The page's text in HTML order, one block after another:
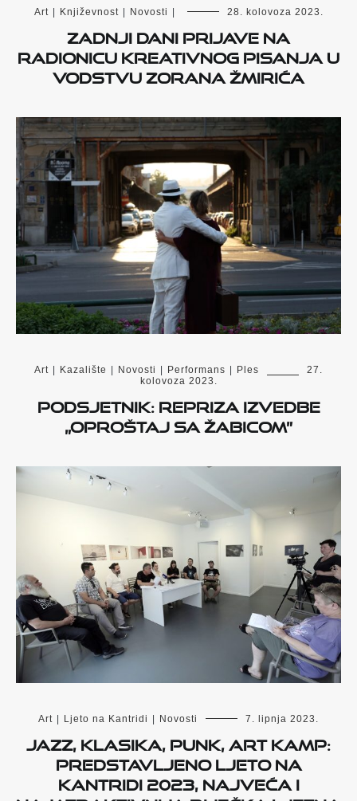
Art | Književnost | Novosti | 28. kolovoza 2023.
Zadnji dani prijave na
radionicu kreativnog pisanja u
vodstvu Zorana Žmirića
Art | Kazalište | Novosti | Performans | Ples
27.
kolovoza 2023.
Podsjetnik: Repriza izvedbe
„Oproštaj sa Žabicom”
Art | Ljeto na Kantridi | Novosti 7. lipnja 2023.
Jazz, klasika, punk, Art Kamp:
Predstavljeno Ljeto na
Kantridi 2023, najveća i